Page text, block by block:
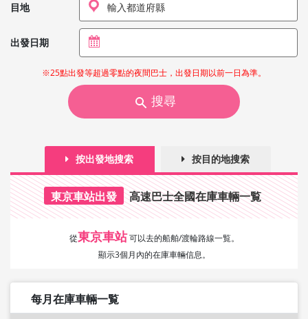
目地
出發日期
※25點出發等超過零點的夜間巴士，出發日期以前一日為準。
搜尋
按出發地搜索 按目的地搜索
東京車站出發 高速巴士全國在庫車輛一覧
從東京車站 可以去的船舶/渡輪路線一覧。
顯示3個月內的在庫車輛信息。
每月在庫車輛一覧